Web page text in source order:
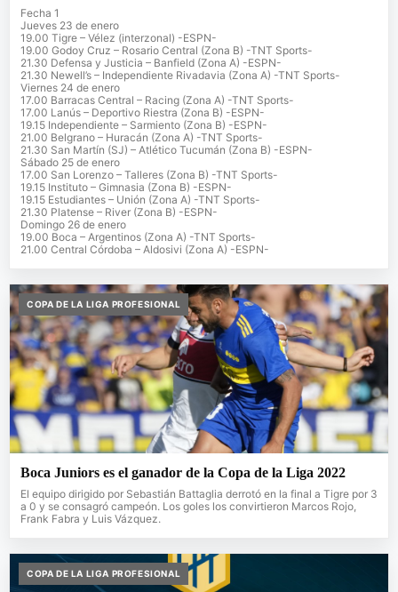
Fecha 1
Jueves 23 de enero
19.00 Tigre – Vélez (interzonal) -ESPN-
19.00 Godoy Cruz – Rosario Central (Zona B) -TNT Sports-
21.30 Defensa y Justicia – Banfield (Zona A) -ESPN-
21.30 Newell’s – Independiente Rivadavia (Zona A) -TNT Sports-
Viernes 24 de enero
17.00 Barracas Central – Racing (Zona A) -TNT Sports-
17.00 Lanús – Deportivo Riestra (Zona B) -ESPN-
19.15 Independiente – Sarmiento (Zona B) -ESPN-
21.00 Belgrano – Huracán (Zona A) -TNT Sports-
21.30 San Martín (SJ) – Atlético Tucumán (Zona B) -ESPN-
Sábado 25 de enero
17.00 San Lorenzo – Talleres (Zona B) -TNT Sports-
19.15 Instituto – Gimnasia (Zona B) -ESPN-
19.15 Estudiantes – Unión (Zona A) -TNT Sports-
21.30 Platense – River (Zona B) -ESPN-
Domingo 26 de enero
19.00 Boca – Argentinos (Zona A) -TNT Sports-
21.00 Central Córdoba – Aldosivi (Zona A) -ESPN-
COPA DE LA LIGA PROFESIONAL
Boca Juniors es el ganador de la Copa de la Liga 2022
El equipo dirigido por Sebastián Battaglia derrotó en la final a Tigre por 3
a 0 y se consagró campeón. Los goles los convirtieron Marcos Rojo,
Frank Fabra y Luis Vázquez.
COPA DE LA LIGA PROFESIONAL